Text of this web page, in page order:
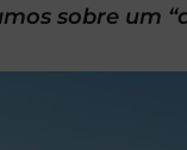
sobre um